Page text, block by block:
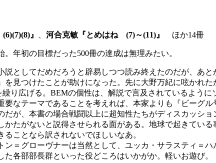
』 河合克敏『とめはね (7)～(11)』 ほか14冊
年初の目標だった500冊の達成は無理みたい。
説としてだめだろうと辟易しつつ読み終えたのだが、あ
を見つけたことが助けになった。先に大野万紀に呟かれ
り広げる。BEMの個性は、解説で言及されているように
なテーマであることを考えれば、本家よりも『ビーグル
が、本書の場合戦闘以上に超知性たちがディスカッシ
たがないと説得させられる面がある。地球で起きてい
ことなら訳されないでほしいなあ。
＝グローヴナーは当然として、ユッカ・サラスティ＝
各部部長群といった役どころはいかがか。軽いお遊び。